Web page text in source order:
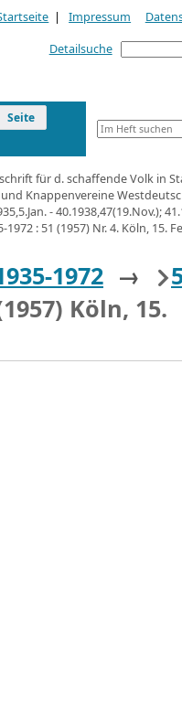
| Impressum
Detailsuche
Seite
für d. schaffende Volk in
Knappenvereine
- 40.1938,47(19.Nov.);
1972 : 51 (1957) Nr. 4. Köln, 15.
1972 →
Köln, 15.